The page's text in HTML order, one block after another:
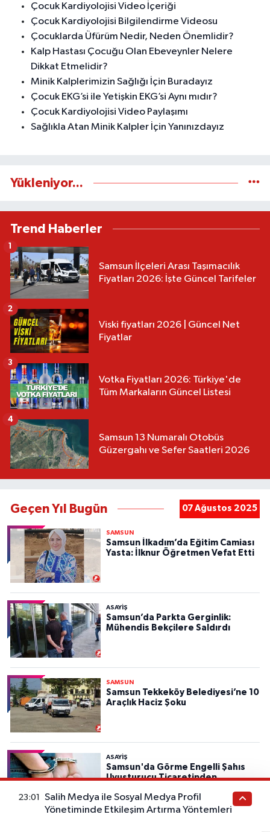
Çocuk Kardiyolojisi Video İçeriği
Çocuk Kardiyolojisi Bilgilendirme Videosu
Çocuklarda Üfürüm Nedir, Neden Önemlidir?
Kalp Hastası Çocuğu Olan Ebeveynler Nelere
Dikkat Etmelidir?
Minik Kalplerimizin Sağlığı İçin Buradayız
Çocuk EKG’si ile Yetişkin EKG’si Aynı mıdır?
Çocuk Kardiyolojisi Video Paylaşımı
Sağlıkla Atan Minik Kalpler İçin Yanınızdayız
Yükleniyor...
Trend Haberler
Samsun İlçeleri Arası Taşımacılık
Fiyatları 2026: İşte Güncel Tarifeler
1
Viski fiyatları 2026 | Güncel Net
Fiyatlar
2
Votka Fiyatları 2026: Türkiye'de
Tüm Markaların Güncel Listesi
3
Samsun 13 Numaralı Otobüs
Güzergahı ve Sefer Saatleri 2026
4
Geçen Yıl Bugün 07 Ağustos 2025
SAMSUN
Samsun İlkadım’da Eğitim Camiası
Yasta: İlknur Öğretmen Vefat Etti
ASAYIŞ
Samsun’da Parkta Gerginlik:
Mühendis Bekçilere Saldırdı
SAMSUN
Samsun Tekkeköy Belediyesi’ne 10
Araçlık Haciz Şoku
ASAYIŞ
Samsun'da Görme Engelli Şahıs
Uyuşturucu Ticaretinden
23:01
Salih Medya ile Sosyal Medya Profil
Yönetiminde Etkileşim Artırma Yöntemleri